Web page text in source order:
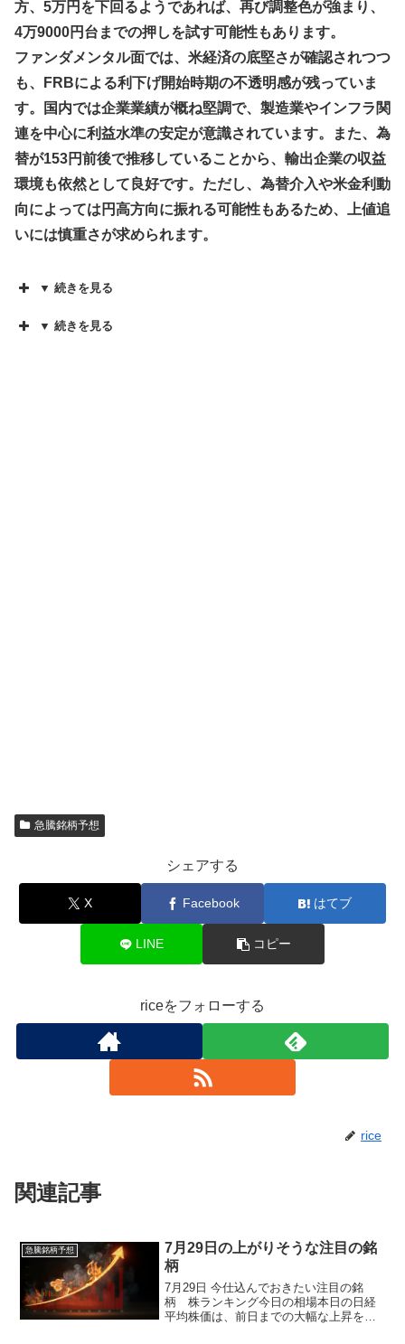
方、5万円を下回るようであれば、再び調整色が強まり、
4万9000円台までの押しを試す可能性もあります。
ファンダメンタル面では、米経済の底堅さが確認されつつ
も、FRBによる利下げ開始時期の不透明感が残っていま
す。国内では企業業績が概ね堅調で、製造業やインフラ関
連を中心に利益水準の安定が意識されています。また、為
替が153円前後で推移していることから、輸出企業の収益
環境も依然として良好です。ただし、為替介入や米金利動
向によっては円高方向に振れる可能性もあるため、上値追
いには慎重さが求められます。
▼ 続きを見る
▼ 続きを見る
急騰銘柄予想
シェアする
X Facebook はてブ
LINE コピー
riceをフォローする
rice
関連記事
急騰銘柄予想
7月29日の上がりそうな注目の銘
柄
7月29日 今仕込んでおきたい注目の銘
柄 株ランキング今日の相場本日の日経
平均株価は、前日までの大幅な上昇を受